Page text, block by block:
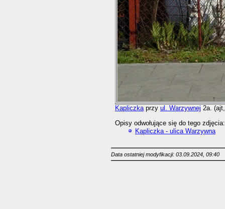
Kapliczkaprzy ul. Warzywnej 2a.
Opisy odwołujące się do tego zdjęcia:
Kapliczka - ulica Warzywna
Data ostatniej modyfikacji: 03.09.2024, 09:40